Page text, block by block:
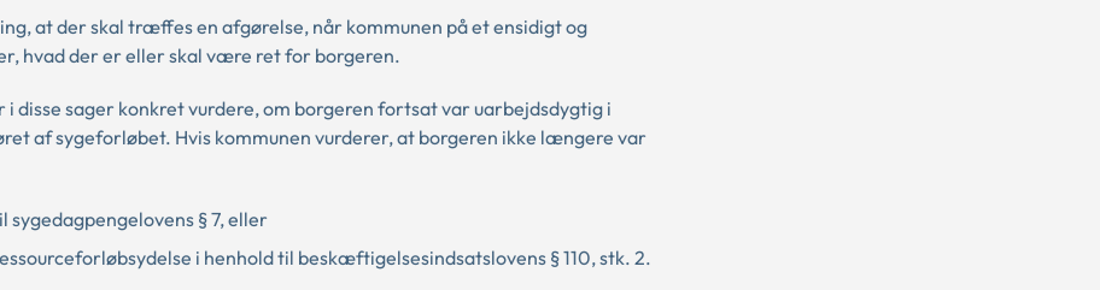
at der skal træffes en afgørelse, når kommunen på et ensidigt og
hvad der er eller skal være ret for borgeren.
disse sager konkret vurdere, om borgeren fortsat var uarbejdsdygtig i
af sygeforløbet. Hvis kommunen vurderer, at borgeren ikke længere var
§ 7, eller
i henhold til beskæftigelsesindsatslovens § 110, stk. 2.